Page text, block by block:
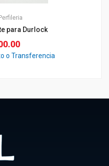
para Durlock
o Transferencia